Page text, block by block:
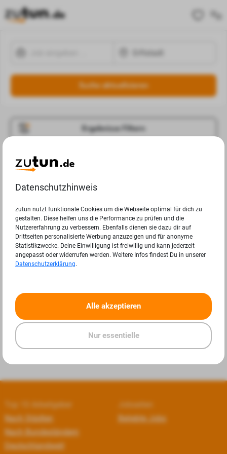
Suche aktualisieren
Ergebnisse Filtern
Jobangebote
Ergebnisse.
« »
Top 10 Arbeitgeber
Nach Städten
Nach Bundesländern
Deutschlandweit
Jobseiten
Beliebte Jobs
Datenschutzhinweis
zutun nutzt funktionale Cookies um die Webseite optimal für dich zu
gestalten. Diese helfen uns die Performance zu prüfen und die
Nutzererfahrung zu verbessern. Ebenfalls dienen sie dazu dir auf
Drittseiten personalisierte Werbung anzuzeigen und für anonyme
Statistikzwecke. Deine Einwilligung ist freiwillig und kann jederzeit
angepasst oder widerrufen werden. Weitere Infos findest Du in unserer
Datenschutzerklärung.
Alle akzeptieren
Nur essentielle